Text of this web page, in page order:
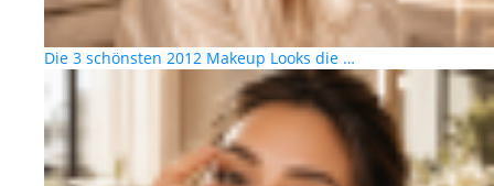
Die 3 schönsten 2012 Makeup Looks die …